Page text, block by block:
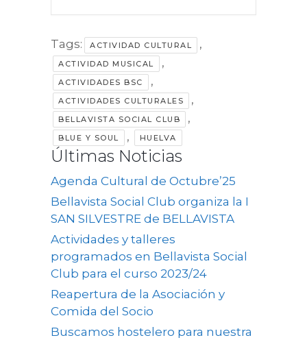
Tags: ACTIVIDAD CULTURAL ,
ACTIVIDAD MUSICAL ,
ACTIVIDADES BSC ,
ACTIVIDADES CULTURALES ,
BELLAVISTA SOCIAL CLUB ,
BLUE Y SOUL , HUELVA
Últimas Noticias
Agenda Cultural de Octubre’25
Bellavista Social Club organiza la I
SAN SILVESTRE de BELLAVISTA
Actividades y talleres
programados en Bellavista Social
Club para el curso 2023/24
Reapertura de la Asociación y
Comida del Socio
Buscamos hostelero para nuestra